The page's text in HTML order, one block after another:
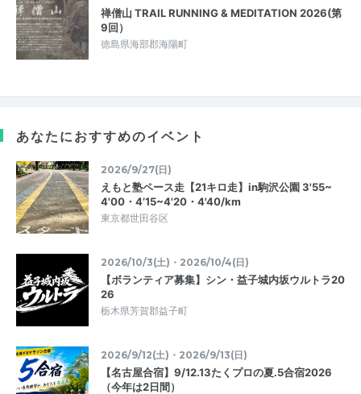
禅僧山 TRAIL RUNNING & MEDITATION 2026(第
9回）
徳島県海部郡海陽町
あなたにおすすめのイベント
2026/9/27(日)
えもと塾ペース走【21キロ走】in駒沢公園 3'55~
4'00・4’15~4'20・4'40/km
東京都世田谷区
2026/10/3(土)・2026/10/4(日)
【ボランティア募集】シン・益子城内坂ウルトラ20
26
栃木県芳賀郡益子町
2026/9/12(土)・2026/9/13(日)
【名古屋合宿】9/12.13たくプロの夏.5合宿2026
（今年は2日間）